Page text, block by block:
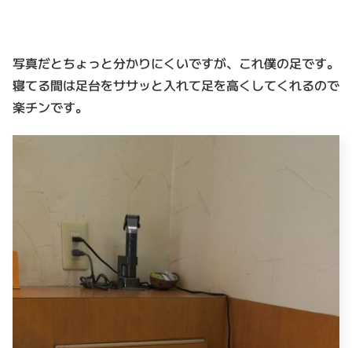
写真だとちょっと分かりにくいですが、これ僕の足です。
寝てる間は足台をササッと入れて足を高くしてくれるので
楽チンです。